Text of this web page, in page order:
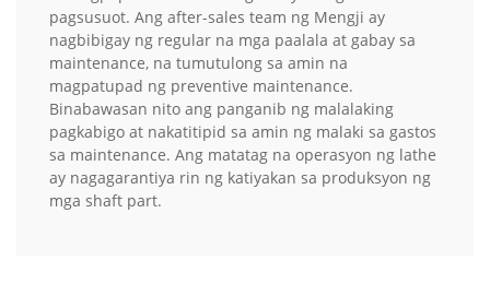
pagsusuot. Ang after-sales team ng Mengji ay
nagbibigay ng regular na mga paalala at gabay sa
maintenance, na tumutulong sa amin na
magpatupad ng preventive maintenance.
Binabawasan nito ang panganib ng malalaking
pagkabigo at nakatitipid sa amin ng malaki sa gastos
sa maintenance. Ang matatag na operasyon ng lathe
ay nagagarantiya rin ng katiyakan sa produksyon ng
mga shaft part.